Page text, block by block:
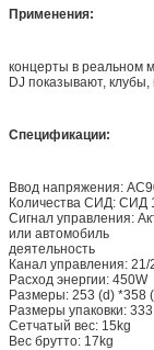
Применения:
концерты в реальном
DJ показывают, клубы,
Спецификации:
Ввод напряжения:
Количества СИД: СИД
Сигнал управления:
или автомобиль
деятельность
Канал управления:
Расход энергии: 450W
Размеры: 253 (d) *358
Размеры упаковки:
Сетчатый вес: 15kg
Вес брутто: 17kg